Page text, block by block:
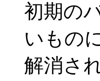
初期の
いもの
解消さ